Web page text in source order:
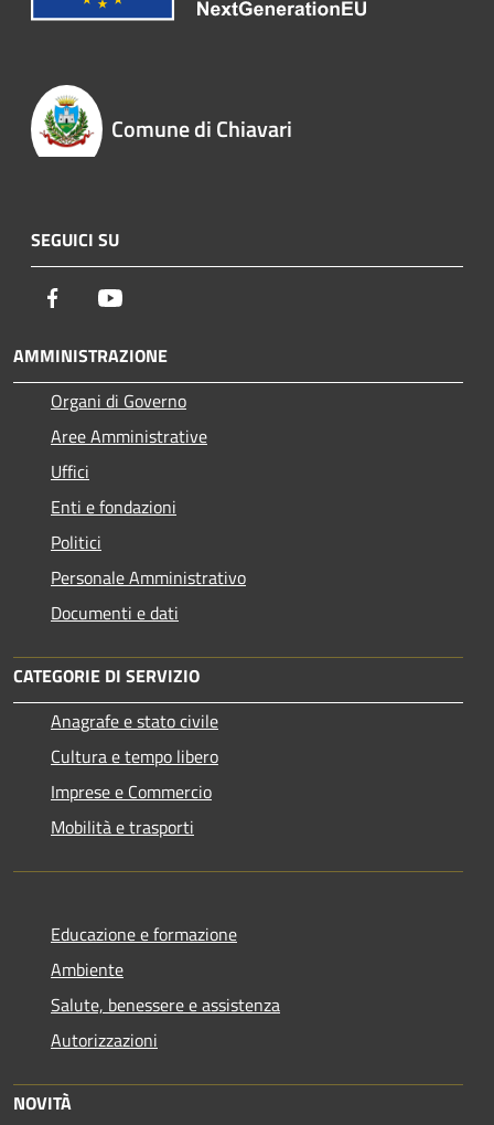
Comune di Chiavari
SEGUICI SU
Facebook
AMMINISTRAZIONE
Organi di Governo
Aree Amministrative
Uffici
Enti e fondazioni
Politici
Personale Amministrativo
Documenti e dati
CATEGORIE DI SERVIZIO
Anagrafe e stato civile
Cultura e tempo libero
Imprese e Commercio
Mobilità e trasporti
Educazione e formazione
Ambiente
Salute, benessere e assistenza
Autorizzazioni
NOVITÀ